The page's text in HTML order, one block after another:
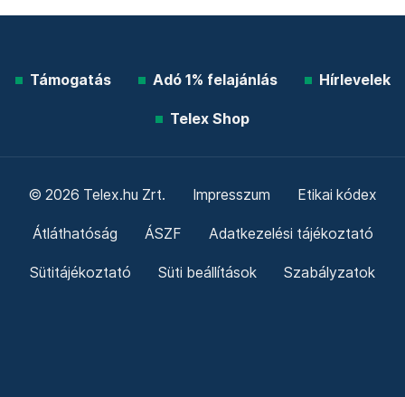
Támogatás Adó 1% felajánlás Hírlevelek
Telex Shop
© 2026 Telex.hu Zrt. Impresszum Etikai kódex
Átláthatóság ÁSZF Adatkezelési tájékoztató
Sütitájékoztató Süti beállítások Szabályzatok